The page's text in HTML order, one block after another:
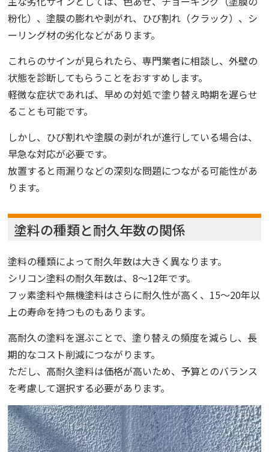
粉化）、塗膜の膨れや剥がれ、ひび割れ（クラック）、シ
ーリング材の劣化などがあります。
これらのサインが見られたら、専門業者に相談し、外壁の
状態を診断してもらうことをおすすめします。
軽微な症状であれば、早めの対処で塗り替え時期を遅らせ
ることも可能です。
しかし、ひび割れや塗膜の剥がれが進行している場合は、
早急な対応が必要です。
放置すると雨漏りなどの深刻な問題につながる可能性があ
ります。
塗料の種類と耐久年数の関係
塗料の種類によって耐久年数は大きく異なります。
シリコン塗料の耐久年数は、8〜12年です。
フッ素塗料や無機塗料はさらに耐久性が高く、15〜20年以
上の寿命を持つものもあります。
高耐久の塗料を選ぶことで、塗り替えの頻度を減らし、長
期的なコスト削減につながります。
ただし、高耐久塗料は価格が高いため、予算とのバランス
を考慮して選択する必要があります。